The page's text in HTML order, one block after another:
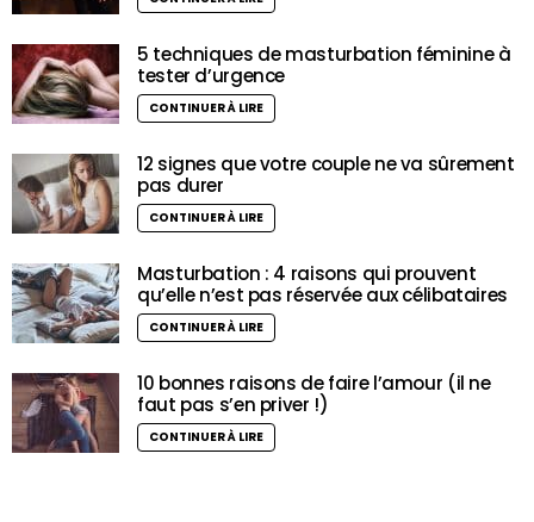
5 techniques de masturbation féminine à
tester d’urgence
CONTINUER À LIRE
12 signes que votre couple ne va sûrement
pas durer
CONTINUER À LIRE
Masturbation : 4 raisons qui prouvent
qu’elle n’est pas réservée aux célibataires
CONTINUER À LIRE
10 bonnes raisons de faire l’amour (il ne
faut pas s’en priver !)
CONTINUER À LIRE